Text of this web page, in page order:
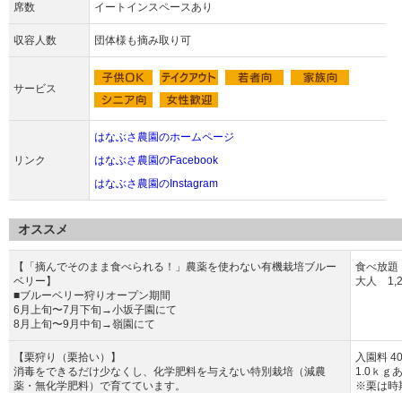
席数 イートインスペースあり
収容人数 団体様も摘み取り可
サービス
リンク
はなぶさ農園のホームページ
はなぶさ農園のFacebook
はなぶさ農園のInstagram
オススメ
【「摘んでそのまま食べられる！」農薬を使わない有機栽培ブルー
ベリー】
■ブルーベリー狩りオープン期間
6月上旬〜7月下旬→小坂子園にて
8月上旬〜9月中旬→嶺園にて
食べ放題
大人
【栗狩り（栗拾い）】
消毒をできるだけ少なくし、化学肥料を与えない特別栽培（減農
薬・無化学肥料）で育てています。
入園料
1.0ｋｇ
※栗は時